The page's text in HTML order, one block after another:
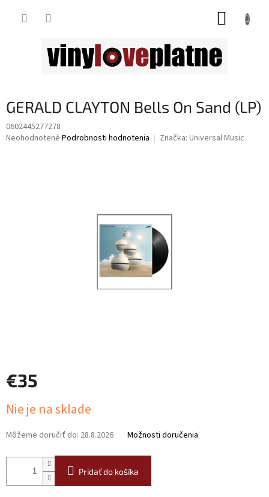
GERALD CLAYTON Bells On Sand (LP)
0602445277278
Priemerné
Neohodnotené Podrobnosti hodnotenia Značka: Universal Music
€35
cena:
Nie je na sklade
Môžeme doručiť do: 28.8.2026 Možnosti doručenia
Pridať do košíka